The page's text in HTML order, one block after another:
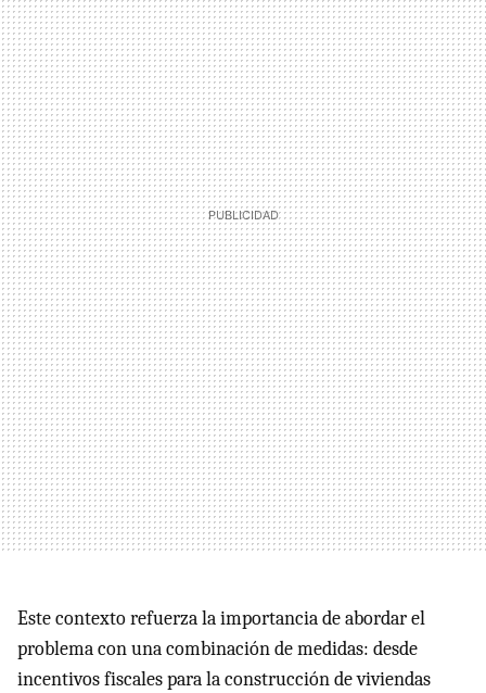
Este contexto refuerza la importancia de abordar el
problema con una combinación de medidas: desde
incentivos fiscales para la construcción de viviendas